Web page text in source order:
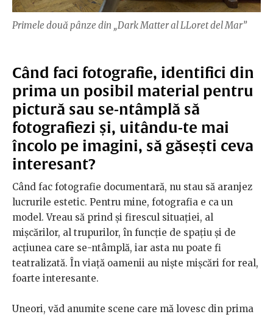
Primele două pânze din „Dark Matter al LLoret del Mar”
Când faci fotografie, identifici din
prima un posibil material pentru
pictură sau se-ntâmplă să
fotografiezi și, uitându-te mai
încolo pe imagini, să găsești ceva
interesant?
Când fac fotografie documentară, nu stau să aranjez
lucrurile estetic. Pentru mine, fotografia e ca un
model. Vreau să prind și firescul situației, al
mișcărilor, al trupurilor, în funcție de spațiu și de
acțiunea care se-ntâmplă, iar asta nu poate fi
teatralizată. În viață oamenii au niște mișcări for real,
foarte interesante.
Uneori, văd anumite scene care mă lovesc din prima